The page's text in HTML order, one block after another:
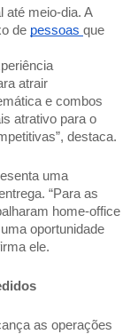
até meio-dia. A
de pessoas que
atrair
e combos
atrativo para o
destaca.
uma
“Para as
home-office
oportunidade
ele.
as operações